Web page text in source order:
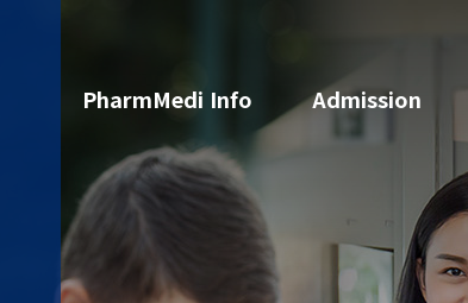
PharmMedi Info Admission